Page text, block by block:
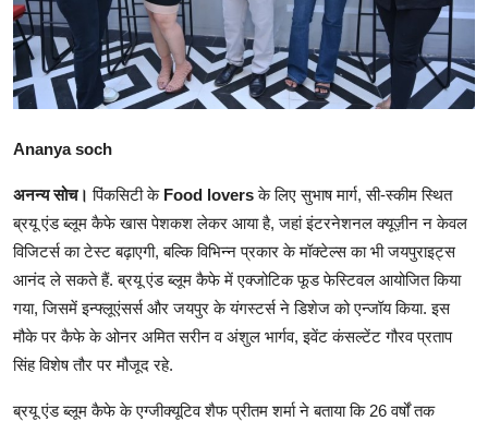
राजस्थान
ट्रेंडिंग
Hindi
Ananya soch
अनन्य सोच। पिंकसिटी के Food loversके लिए सुभाष मार्ग, सी-स्कीम स्थित
ब्रयू एंड ब्लूम कैफे खास पेशकश लेकर आया है, जहां इंटरनेशनल क्यूज़ीन न केवल
विजिटर्स का टेस्ट बढ़ाएगी, बल्कि विभिन्न प्रकार के मॉक्टेल्स का भी जयपुराइट्स
आनंद ले सकते हैं. ब्रयू एंड ब्लूम कैफे में एक्जोटिक फूड फेस्टिवल आयोजित किया
गया, जिसमें इन्फ्लूएंसर्स और जयपुर के यंगस्टर्स ने डिशेज को एन्जॉय किया. इस
मौके पर कैफे के ओनर अमित सरीन व अंशुल भार्गव, इवेंट कंसल्टेंट गौरव प्रताप
सिंह विशेष तौर पर मौजूद रहे.
ब्रयू एंड ब्लूम कैफे के एग्जीक्यूटिव शैफ प्रीतम शर्मा ने बताया कि 26 वर्षों तक